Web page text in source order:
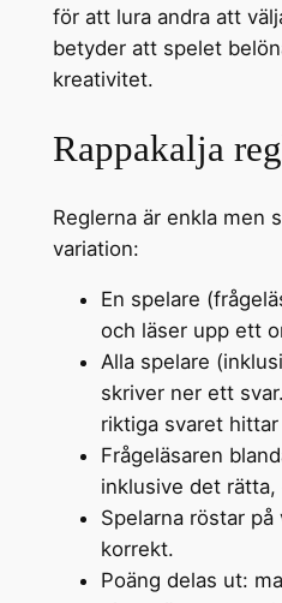
för att lura andra att
betyder att spelet
kreativitet.
Rappakalja
Reglerna är enkla men
variation:
En spelare
och läser upp ett
Alla spelare
skriver ner ett
riktiga svaret
Frågeläsaren
inklusive det
Spelarna röstar
korrekt.
Poäng delas ut: